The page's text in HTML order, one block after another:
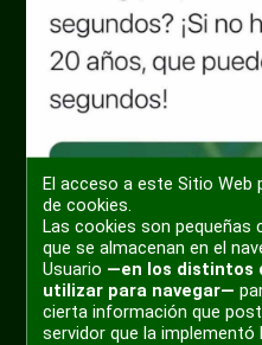
El acceso a este Sitio Web
de cookies.
Las cookies son pequeñas
que se almacenan en el
Usuario —en los distintos
utilizar para navegar—
cierta información que
servidor que la implementó